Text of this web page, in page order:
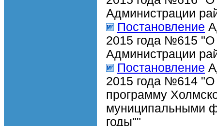
Администрации
Постановление
2015 года №615 "О
Администрации
Постановление
2015 года №614 "О
программу
муниципальными
годы""